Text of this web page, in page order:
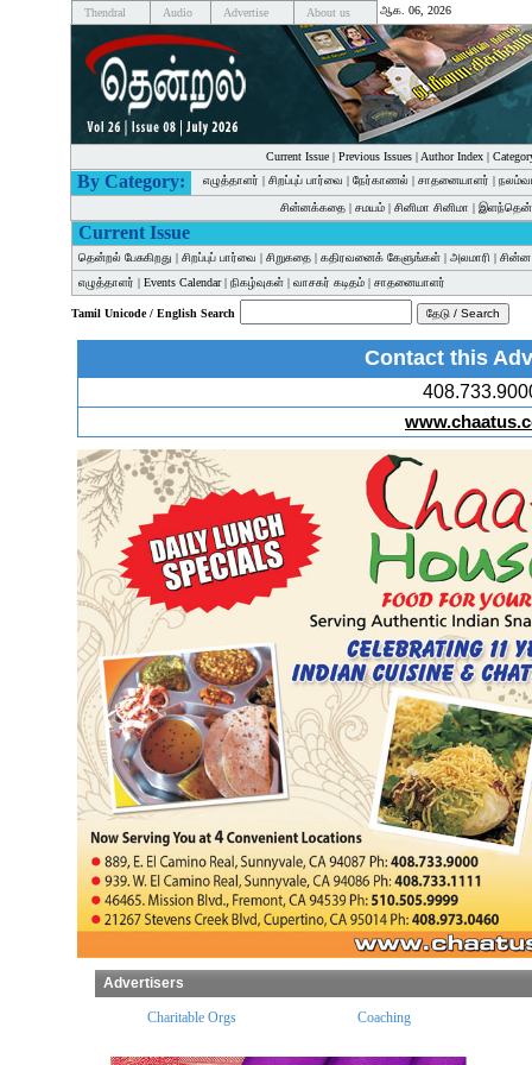
Thendral Audio Advertise About us ஆக. 06, 2026
Current Issue| Previous Issues| Author Index|
By Category: எழுத்தாளர் | சிறப்புப் பார்வை | நேர்காணல் | சாதனையாளர் |
சின்னக்கதை | சமயம் | சினிமா சினிமா |
Current Issue
தென்றல் பேசுகிறது | சிறப்புப் பார்வை | சிறுகதை | கதிரவனைக் கேளுங்கள் | அலமாரி |
எழுத்தாளர் | Events Calendar| நிகழ்வுகள் | வாசகர் கடிதம் | சாதனையாளர்
Tamil Unicode / English Search
Contact this
Advertisers
Charitable Orgs Coaching